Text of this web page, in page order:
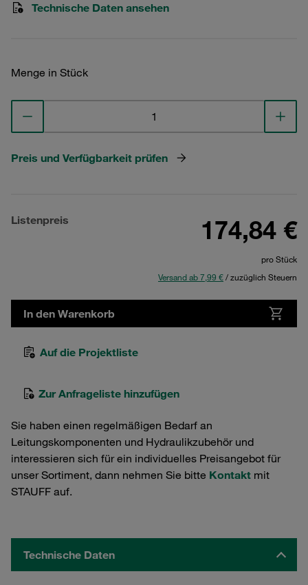
Technische Daten ansehen
Menge in Stück
Preis und Verfügbarkeit prüfen
Listenpreis 174,84 €
pro Stück
Versand ab 7,99 €/ zuzüglich Steuern
In den Warenkorb
Auf die Projektliste
Zur Anfrageliste hinzufügen
Sie haben einen regelmäßigen Bedarf an
Leitungskomponenten und Hydraulikzubehör und
interessieren sich für ein individuelles Preisangebot für
unser Sortiment, dann nehmen Sie bitte Kontakt mit
STAUFF auf.
Technische Daten